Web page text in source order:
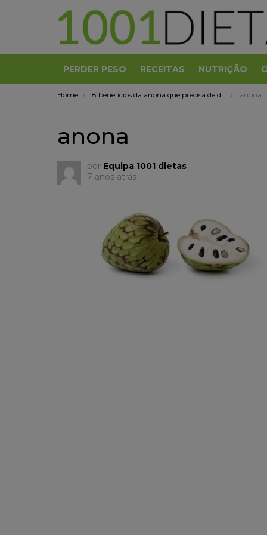
PERDER PESO RECEITAS NUTRIÇÃO
You are here:
Home 8 benefícios da anona que precisa de descobrir anona
anona
por Equipa 1001 dietas
7 anos atrás